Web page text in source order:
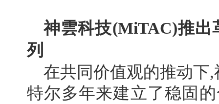
神雲科技(MiTAC)推出
列
在共同价值观的推动下
特尔多年来建立了稳固